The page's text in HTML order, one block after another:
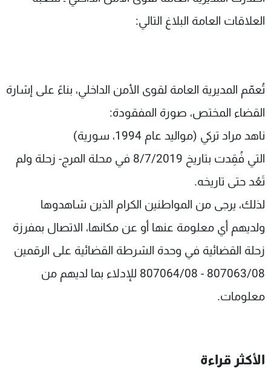
العلاقات العامة البلاغ التالي:
تُعمّم المديرية العامة لقوى الأمن الداخلي، بناءً على إشارة
القضاء المختص، صورة المفقودة:
ناهد مراد تركي (مواليد عام 1994، سورية)
التي فُقِدت بتاريخ 8/7/2019 في محلة المرج- زحلة ولم
تَعُد حتى تاريخه.
لذلك، يرجى من المواطنين الكرام الذين شاهدوها
ولديهم أي معلومة عنها أو عن مكانها، الاتصال بمفرزة
زحلة القضائية في وحدة الشرطة القضائية على الرقمين
807063/08 - 807064/08 للإدلاء بما لديهم من
معلومات.
الأكثر قراءة
شاهد البرامج
الإنـتـاج
لاعلاناتكم
شروط الإسـتخدام
سياسة الخصوصية